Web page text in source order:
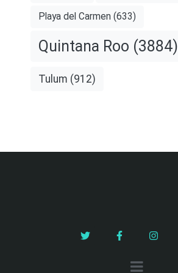
Playa del Carmen (633)
Quintana Roo (3884)
Tulum (912)